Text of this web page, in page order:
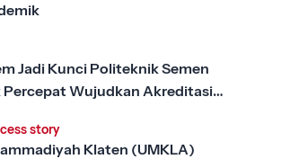
Jadi Kunci Politeknik Semen
Wujudkan Akreditasi
story
Klaten (UMKLA)